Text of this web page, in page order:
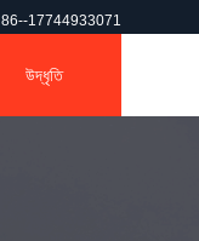
86--17744933071
উদ্ধৃতি